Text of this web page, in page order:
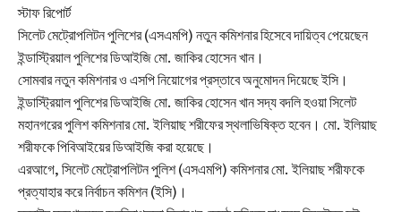
স্টাফ রিপোর্ট
সিলেট মেট্রোপলিটন পুলিশের (এসএমপি) নতুন কমিশনার হিসেবে দায়িত্ব পেয়েছেন
ইন্ডাস্ট্রিয়াল পুলিশের ডিআইজি মো. জাকির হোসেন খান।
সোমবার নতুন কমিশনার ও এসপি নিয়োগের প্রস্তাবে অনুমোদন দিয়েছে ইসি।
ইন্ডাস্ট্রিয়াল পুলিশের ডিআইজি মো. জাকির হোসেন খান সদ্য বদলি হওয়া সিলেট
মহানগরের পুলিশ কমিশনার মো. ইলিয়াছ শরীফের স্থলাভিষিক্ত হবেন। মো. ইলিয়াছ
শরীফকে পিবিআইয়ের ডিআইজি করা হয়েছে।
এরআগে, সিলেট মেট্রোপলিটন পুলিশ (এসএমপি) কমিশনার মো. ইলিয়াছ শরীফকে
প্রত্যাহার করে নির্বাচন কমিশন (ইসি)।